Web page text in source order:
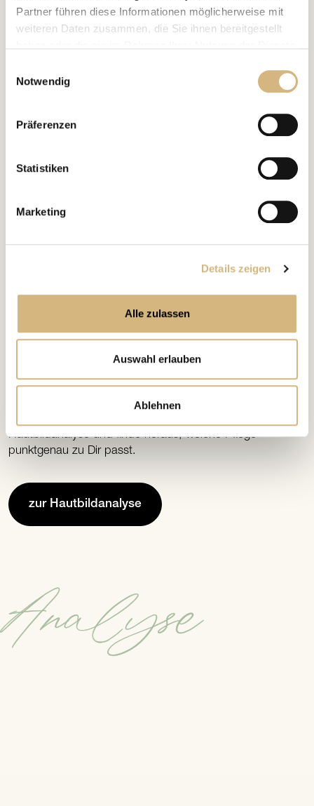
Partner führen diese Informationen möglicherweise mit
weiteren Daten zusammen, die Sie ihnen bereitgestellt
und im
mehr darüber, wer wir sind, wie Sie uns
kontaktieren können und wie wir personenbezogene
Notwendig
Präferenzen
Statistiken
Marketing
Details zeigen
Alle zulassen
Auswahl erlauben
Ablehnen
FIND YOUR MATCH
Jetzt Hautbildanalysieren!
Hautbildanalyse und finde heraus, welche Pflege
punktgenau zu Dir passt.
zur Hautbildanalyse
Analyse